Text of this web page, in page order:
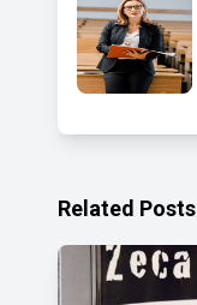
Related Posts